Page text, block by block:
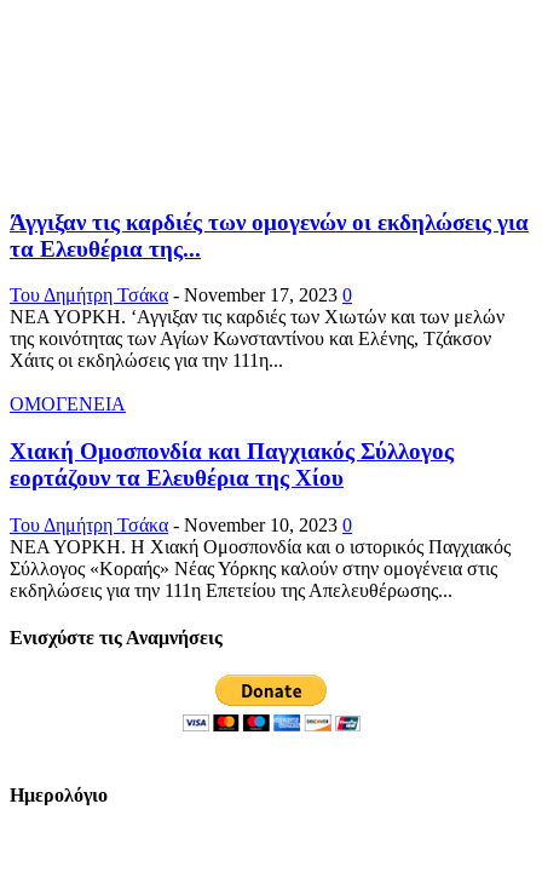
Άγγιξαν τις καρδιές των ομογενών οι εκδηλώσεις για
τα Ελευθέρια της...
Του Δημήτρη Τσάκα - November 17, 2023 0
ΝΕΑ ΥΟΡΚΗ. ‘Αγγιξαν τις καρδιές των Χιωτών και των μελών
της κοινότητας των Αγίων Κωνσταντίνου και Ελένης, Τζάκσον
Χάιτς οι εκδηλώσεις για την 111η...
ΟΜΟΓΕΝΕΙΑ
Χιακή Ομοσπονδία και Παγχιακός Σύλλογος
εορτάζουν τα Ελευθέρια της Χίου
Του Δημήτρη Τσάκα - November 10, 2023 0
ΝΕΑ ΥΟΡΚΗ. Η Χιακή Ομοσπονδία και ο ιστορικός Παγχιακός
Σύλλογος «Κοραής» Νέας Υόρκης καλούν στην ομογένεια στις
εκδηλώσεις για την 111η Επετείου της Απελευθέρωσης...
Ενισχύστε τις Αναμνήσεις
Ημερολόγιο